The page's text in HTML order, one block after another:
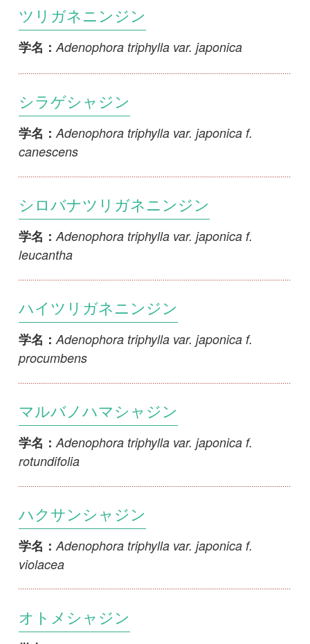
シラゲシャジン
シロバナツリガネニンジン
学名：Adenophora triphylla var. japonica f.
ハイツリガネニンジン
学名： Adenophora triphylla var. japonica f.
procumbens
マルバノハマシャジン
学名：Adenophora triphylla var. japonica f.
rotundifolia
ハクサンシャジン
学名：Adenophora triphylla var. japonica f.
violacea
オトメシャジン
シキネシャジン
学名：Adenophora triphylla var. sasamotoi
サイヨウシャジン
学名：